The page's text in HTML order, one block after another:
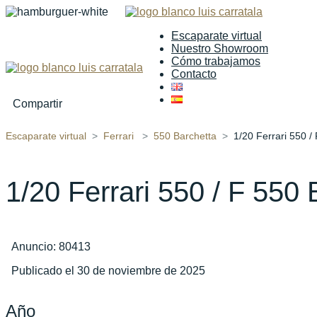
Escaparate virtual
Nuestro Showroom
Cómo trabajamos
Contacto
Compartir
Escaparate virtual Ferrari 550 Barchetta 1/20 Ferrari 550 /
1/20 Ferrari 550 / F 550
Anuncio: 80413
Publicado el 30 de noviembre de 2025
Año